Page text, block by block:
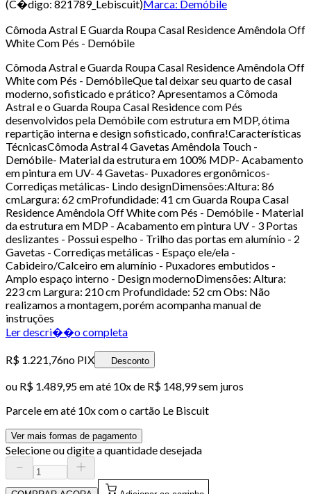
(C�digo: 821789_Lebiscuit)Marca: Demóbile
Cômoda Astral E Guarda Roupa Casal Residence Amêndola Off
White Com Pés - Demóbile
Cômoda Astral e Guarda Roupa Casal Residence Amêndola Off
White com Pés - DemóbileQue tal deixar seu quarto de casal
moderno, sofisticado e prático? Apresentamos a Cômoda
Astral e o Guarda Roupa Casal Residence com Pés
desenvolvidos pela Demóbile com estrutura em MDP, ótima
repartição interna e design sofisticado, confira!Características
TécnicasCômoda Astral 4 Gavetas Amêndola Touch -
Demóbile- Material da estrutura em 100% MDP- Acabamento
em pintura em UV- 4 Gavetas- Puxadores ergonômicos-
Corrediças metálicas- Lindo designDimensões:Altura: 86
cmLargura: 62 cmProfundidade: 41 cm Guarda Roupa Casal
Residence Amêndola Off White com Pés - Demóbile - Material
da estrutura em MDP - Acabamento em pintura UV - 3 Portas
deslizantes - Possui espelho - Trilho das portas em alumínio - 2
Gavetas - Corrediças metálicas - Espaço ele/ela -
Cabideiro/Calceiro em alumínio - Puxadores embutidos -
Amplo espaço interno - Design modernoDimensões: Altura:
223 cm Largura: 210 cm Profundidade: 52 cm Obs: Não
realizamos a montagem, porém acompanha manual de
instruções
Ler descri��o completa
R$ 1.221,76no PIX Desconto
ou R$ 1.489,95em até 10x de R$ 148,99 sem juros
Parcele em até 10x com o cartão Le Biscuit
Ver mais formas de pagamento
Selecione ou digite a quantidade desejada